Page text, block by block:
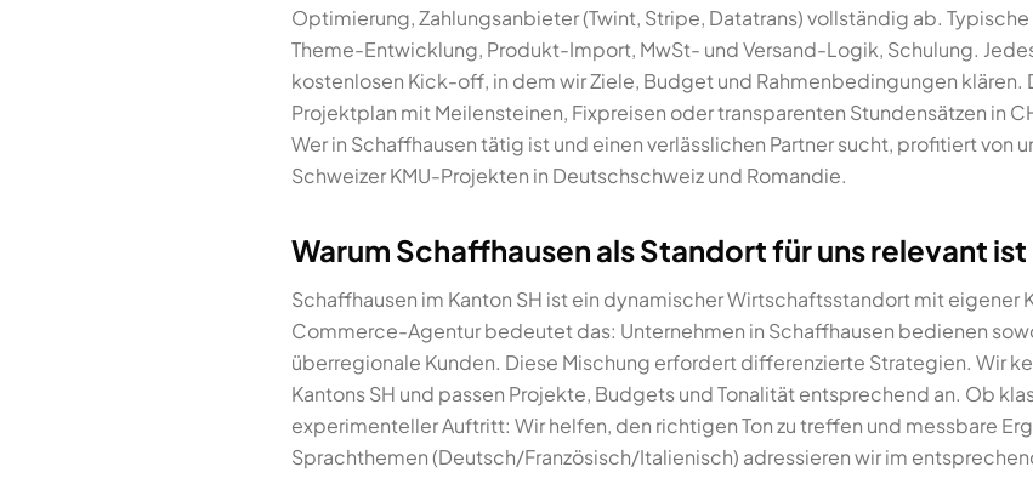
Optimierung, Zahlungsanbieter (Twint, Stripe, Datatrans) vollständig ab.
Theme-Entwicklung, Produkt-Import, MwSt- und Versand-Logik, Schulung.
kostenlosen Kick-off, in dem wir Ziele, Budget und Rahmenbedingungen klären.
Projektplan mit Meilensteinen, Fixpreisen oder transparenten Stundensätzen in
Wer in Schaffhausen tätig ist und einen verlässlichen Partner sucht, profitiert von
Schweizer KMU-Projekten in Deutschschweiz und Romandie.
Warum Schaffhausen als Standort für uns relevant ist
Schaffhausen im Kanton SH ist ein dynamischer Wirtschaftsstandort mit eigener
Commerce-Agentur bedeutet das: Unternehmen in Schaffhausen bedienen
überregionale Kunden. Diese Mischung erfordert differenzierte Strategien. Wir
Kantons SH und passen Projekte, Budgets und Tonalität entsprechend an. Ob
experimenteller Auftritt: Wir helfen, den richtigen Ton zu treffen und messbare
Sprachthemen (Deutsch/Französisch/Italienisch) adressieren wir im